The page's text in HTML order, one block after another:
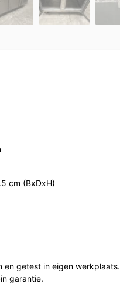
cm (BxDxH)
en getest in eigen werkplaats.
garantie.